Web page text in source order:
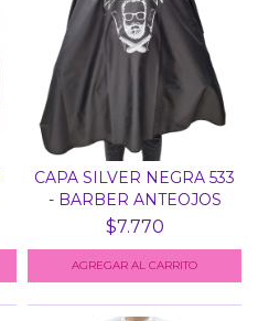
CAPA SILVER NEGRA 533
- BARBER ANTEOJOS
$7.770